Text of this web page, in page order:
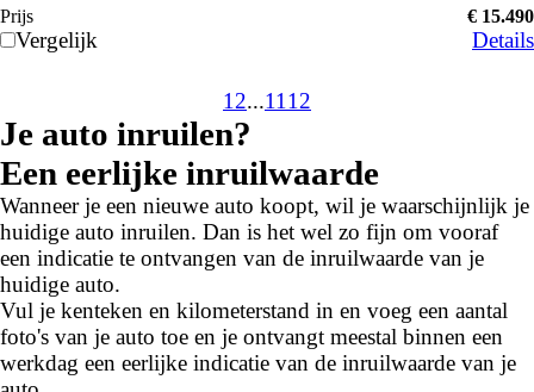
Prijs € 15.490
Vergelijk Details
1 2...11 12
Je auto inruilen?
Een eerlijke inruilwaarde
Wanneer je een nieuwe auto koopt, wil je waarschijnlijk je
huidige auto inruilen. Dan is het wel zo fijn om vooraf
een indicatie te ontvangen van de inruilwaarde van je
huidige auto.
Vul je kenteken en kilometerstand in en voeg een aantal
foto's van je auto toe en je ontvangt meestal binnen een
werkdag een eerlijke indicatie van de inruilwaarde van je